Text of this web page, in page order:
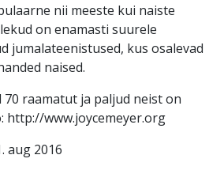
nii meeste kui naiste
on enamasti suurele
jumalateenistused, kus osalevad
naised.
raamatut ja paljud neist on
http://www.joycemeyer.org
aug 2016